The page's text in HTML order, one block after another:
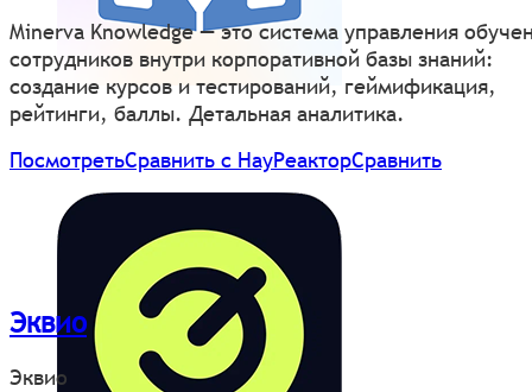
Minerva Knowledge — это система управления
сотрудников внутри корпоративной базы знаний:
создание курсов и тестирований, геймификация,
рейтинги, баллы. Детальная аналитика.
ПосмотретьСравнить с НауРеакторСравнить
Эквио
Эквио